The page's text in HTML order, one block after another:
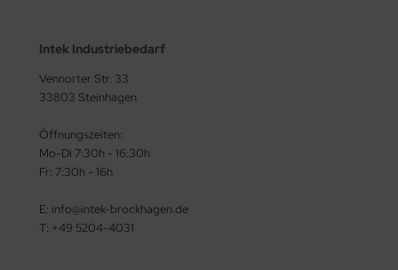
Intek Industriebedarf
Vennorter Str. 33
33803 Steinhagen
Öffnungszeiten:
Mo-Di 7:30h - 16:30h
Fr: 7:30h - 16h
E: info@intek-brockhagen.de
T: +49 5204-4031